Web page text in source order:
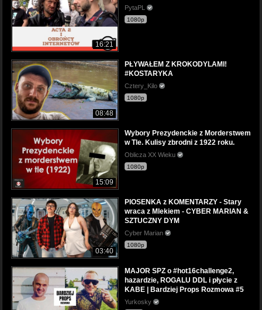
16:21
PytaPL
1080p
08:48
PŁYWAŁEM Z KROKODYLAMI!
#KOSTARYKA
Cztery_Kilo
1080p
15:09
Wybory Prezydenckie z Morderstwem
w Tle. Kulisy zbrodni z 1922 roku.
Oblicza XX Wieku
1080p
03:40
PIOSENKA z KOMENTARZY - Stary
wraca z Mlekiem - CYBER MARIAN &
SZTUCZNY DYM
Cyber Marian
1080p
MAJOR SPZ o #hot16challenge2,
hazardzie, ROGALU DDL i płycie z
KABE | Bardziej Props Rozmowa #5
Yurkosky